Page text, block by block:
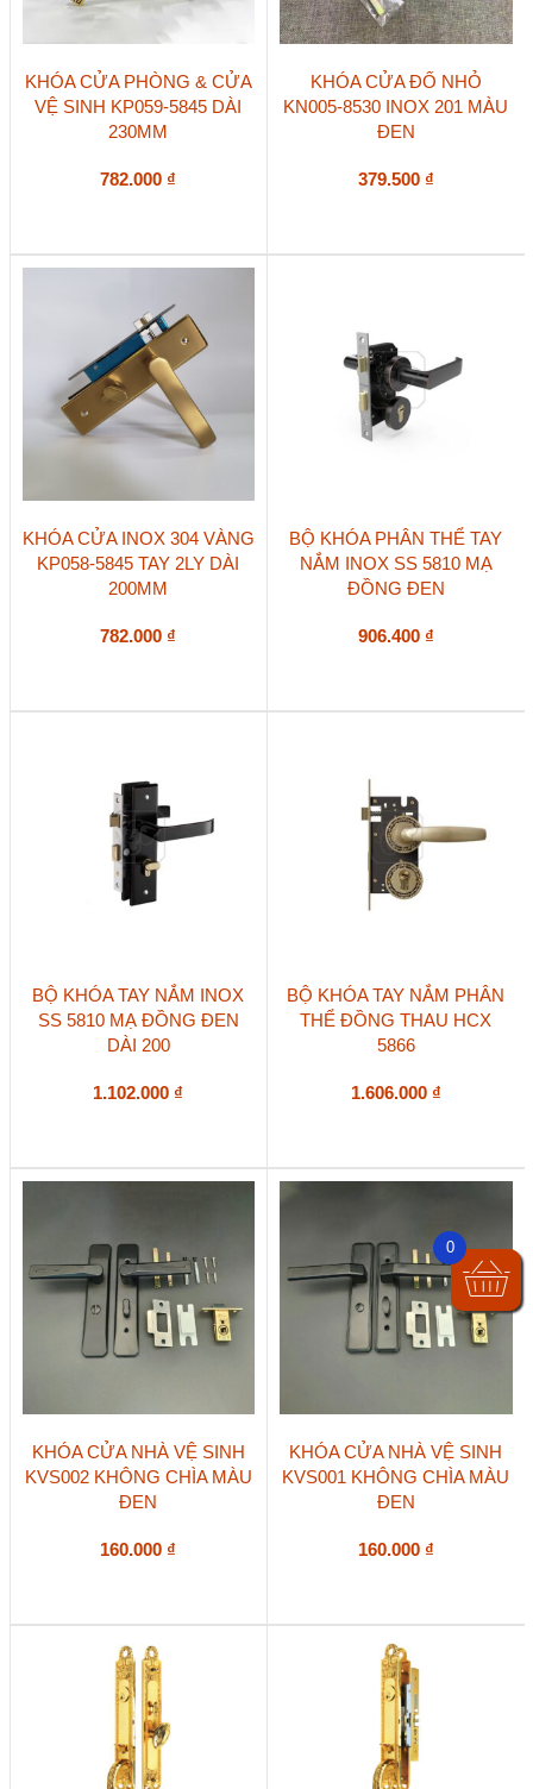
KHÓA CỬA PHÒNG & CỬA
VỆ SINH KP059-5845 DÀI
230MM
782.000 ₫
KHÓA CỬA ĐỐ NHỎ
KN005-8530 INOX 201 MÀU
ĐEN
379.500 ₫
KHÓA CỬA INOX 304 VÀNG
KP058-5845 TAY 2LY DÀI
200MM
782.000 ₫
BỘ KHÓA PHÂN THỂ TAY
NẮM INOX SS 5810 MẠ
ĐỒNG ĐEN
906.400 ₫
BỘ KHÓA TAY NẮM INOX
SS 5810 MẠ ĐỒNG ĐEN
DÀI 200
1.102.000 ₫
BỘ KHÓA TAY NẮM PHÂN
THỂ ĐỒNG THAU HCX
5866
1.606.000 ₫
KHÓA CỬA NHÀ VỆ SINH
KVS002 KHÔNG CHÌA MÀU
ĐEN
160.000 ₫
KHÓA CỬA NHÀ VỆ SINH
KVS001 KHÔNG CHÌA MÀU
ĐEN
160.000 ₫
0